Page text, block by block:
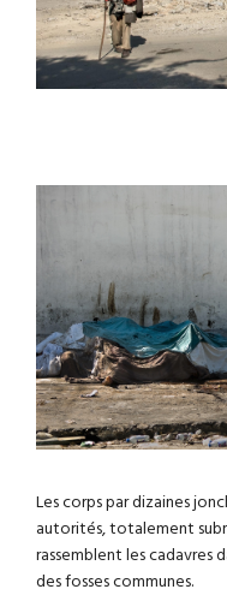
Les corps par dizaines
autorités, totalement
rassemblent les cadavres
des fosses communes.